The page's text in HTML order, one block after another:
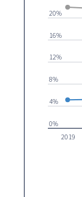
2019
0%
4%
8%
12%
16%
20%